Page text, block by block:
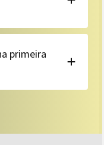
primeira